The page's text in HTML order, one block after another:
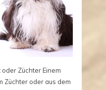
Züchter Einem
Züchter oder aus dem